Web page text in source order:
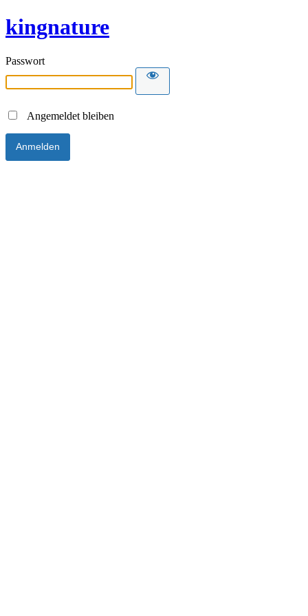
kingnature
Passwort
Angemeldet bleiben